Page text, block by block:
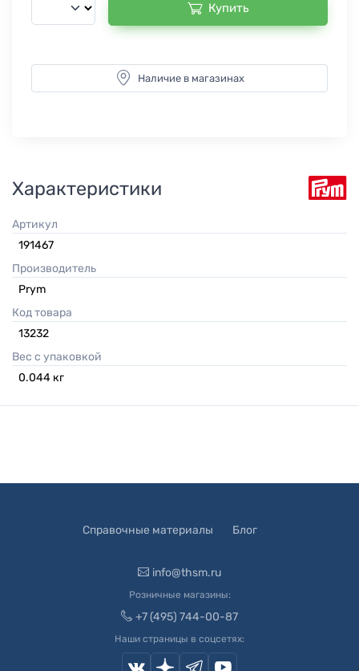
Купить
Наличие в магазинах
Характеристики
Артикул
191467
Производитель
Prym
Код товара
13232
Вес с упаковкой
0.044 кг
Справочные материалы Блог
info@thsm.ru
Розничные магазины:
+7 (495) 744-00-87
Наши страницы в соцсетях: